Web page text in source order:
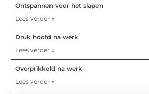
Ontspannen voor het slapen
Lees verder »
Druk hoofd na werk
Lees verder »
Overprikkeld na werk
Lees verder »